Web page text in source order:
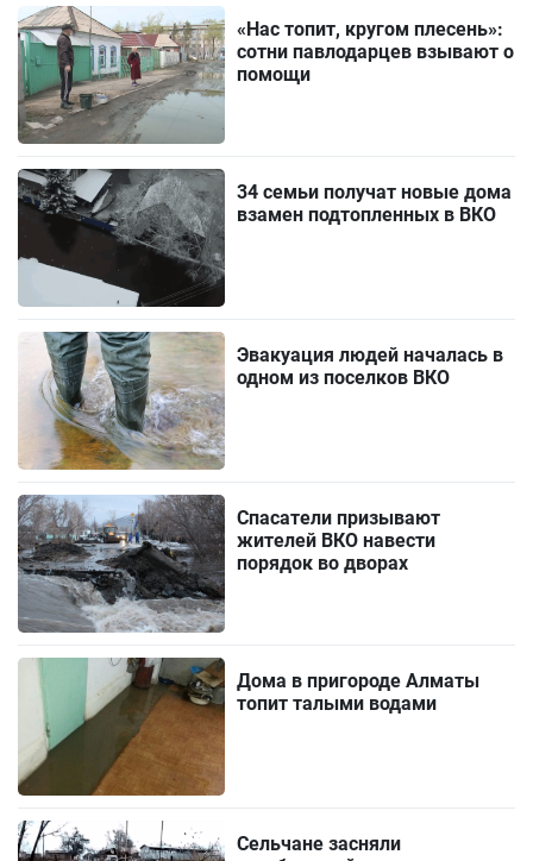
«Нас топит, кругом плесень»:
сотни павлодарцев взывают о
помощи
34 семьи получат новые дома
взамен подтопленных в ВКО
Эвакуация людей началась в
одном из поселков ВКО
Спасатели призывают
жителей ВКО навести
порядок во дворах
Дома в пригороде Алматы
топит талыми водами
Сельчане засняли